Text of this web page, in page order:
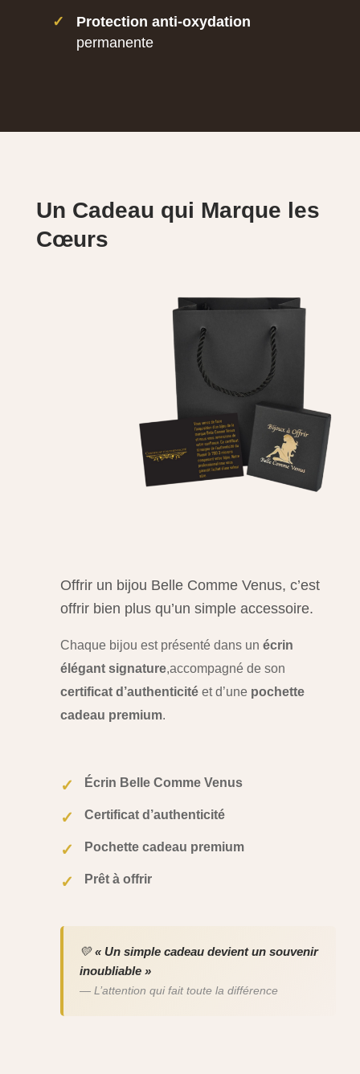
✓
Protection anti-oxydation
permanente
Un Cadeau qui Marque les
Cœurs
Offrir un bijou Belle Comme Venus, c’est
offrir bien plus qu’un simple accessoire.
Chaque bijou est présenté dans un écrin
élégant signature,accompagné de son
certificat d’authenticitéet d’une pochette
cadeau premium.
✓ Écrin Belle Comme Venus
✓ Certificat d’authenticité
✓ Pochette cadeau premium
✓ Prêt à offrir
💛« Un simple cadeau devient un souvenir
inoubliable »
— L’attention qui fait toute la différence